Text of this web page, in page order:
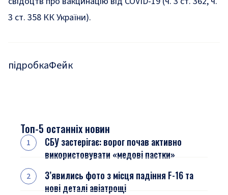
3 ст. 358 КК України).
підробкаФейк
Топ-5 останніх новин
СБУ застерігає: ворог почав активно
використовувати «медові пастки»
З’явились фото з місця падіння F-16 та
нові деталі авіатрощі